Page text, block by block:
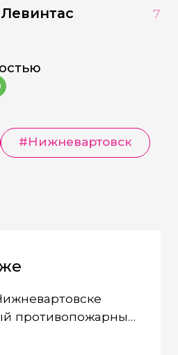
7
#Нижневартовск
противопожарный